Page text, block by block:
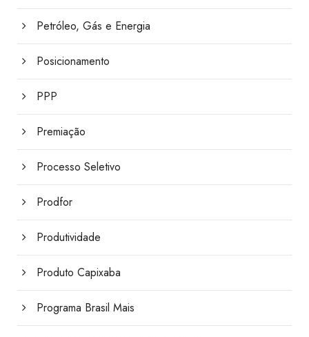
Petróleo, Gás e Energia
Posicionamento
PPP
Premiação
Processo Seletivo
Prodfor
Produtividade
Produto Capixaba
Programa Brasil Mais